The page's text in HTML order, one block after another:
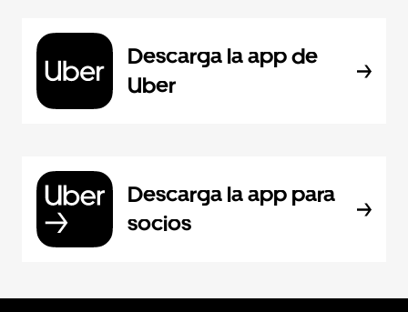
Descarga la app de
Uber
Descarga la app para
socios